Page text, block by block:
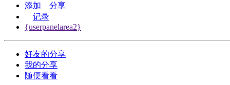
添加
分享
记录
{userpanelarea2}
好友的分享
我的分享
随便看看